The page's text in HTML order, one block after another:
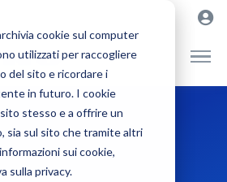
cookie sul computer
utilizzati per raccogliere
del sito e ricordare i
in futuro. I cookie
stesso e a offrire un
sia sul sito che tramite altri
sui cookie,
sulla privacy.